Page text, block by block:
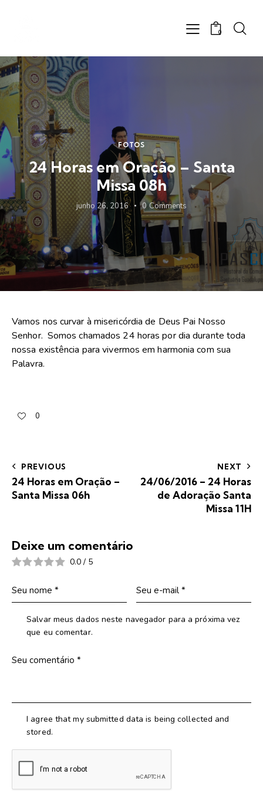
0
FOTOS
24 Horas em Oração – Santa
Missa 08h
junho 26, 2016 0 Comments
Vamos nos curvar à misericórdia de Deus Pai Nosso
Senhor. Somos chamados 24 horas por dia durante toda
nossa existência para vivermos em harmonia com sua
Palavra.
0
PREVIOUS
24 Horas em Oração –
Santa Missa 06h
NEXT
24/06/2016 – 24 Horas
de Adoração Santa
Missa 11H
Deixe um comentário
0.0 / 5
Salvar meus dados neste navegador para a próxima vez
que eu comentar.
I agree that my submitted data is being collected and
stored.